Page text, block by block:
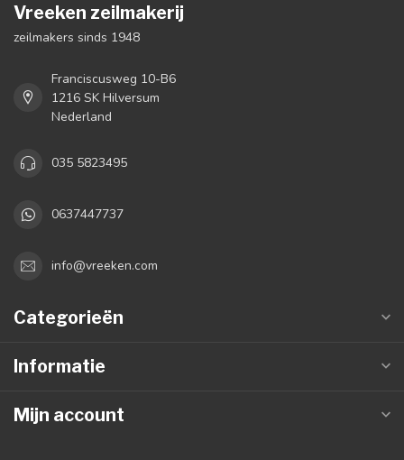
Vreeken zeilmakerij
zeilmakers sinds 1948
Franciscusweg 10-B6
1216 SK Hilversum
Nederland
035 5823495
0637447737
info@vreeken.com
Categorieën
Informatie
Mijn account